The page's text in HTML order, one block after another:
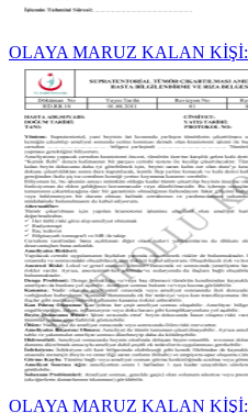
OLAYA MARUZ KALAN KİŞİ:
OLAYA MARUZ KALAN KİŞİ: